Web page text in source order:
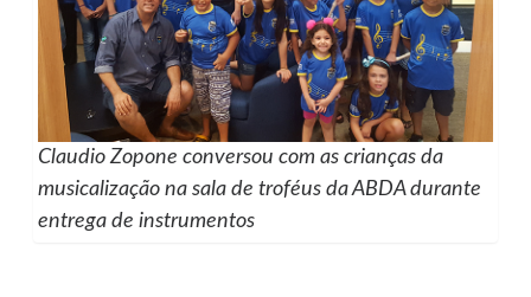
Claudio Zopone conversou com as crianças da
musicalização na sala de troféus da ABDA durante
entrega de instrumentos